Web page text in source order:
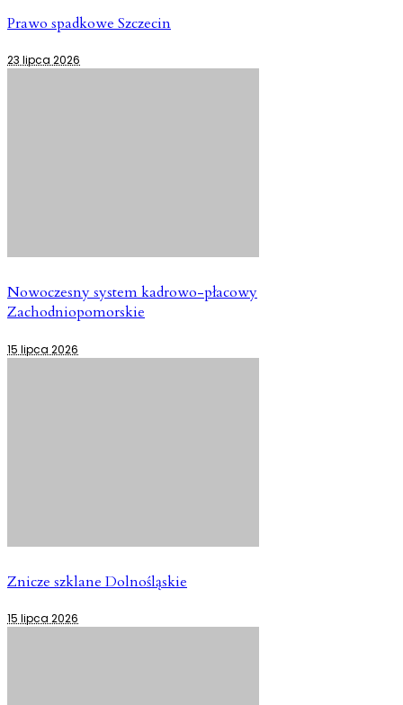
Prawo spadkowe Szczecin
23 lipca 2026
Nowoczesny system kadrowo-płacowy
Zachodniopomorskie
15 lipca 2026
Znicze szklane Dolnośląskie
15 lipca 2026